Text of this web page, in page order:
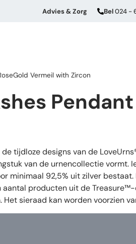
Advies & Zorg Bel024 -
Vermeil with Zircon
tijdloze designs van de
van de urnencollectie
minimaal 92,5% uit zilver
producten uit de
sieraad kan worden voorzien